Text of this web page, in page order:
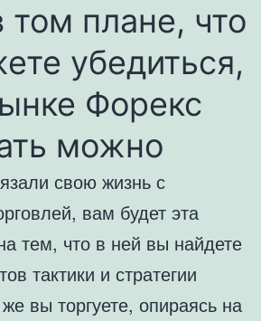
том плане, что
убедиться,
Форекс
можно
свою жизнь с
вам будет эта
тем, что в ней вы найдете
тактики и стратегии
вы торгуете, опираясь на